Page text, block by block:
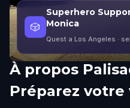
🎲
Superhero
Monica
Quest a Los Angeles ·
À propos
Préparez votre